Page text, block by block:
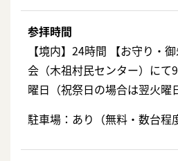
参拝時間
【境内】24時間 【お守り・
会（木祖村民センター）に
曜日（祝祭日の場合は翌火曜
駐車場：あり（無料・数台程